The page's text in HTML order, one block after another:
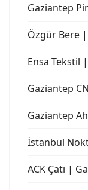
Gaziantep
Özgür Bere
Ensa Tekstil
Gaziantep
Gaziantep
İstanbul
ACK Çatı |